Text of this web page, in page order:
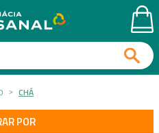
CHÁ
POR